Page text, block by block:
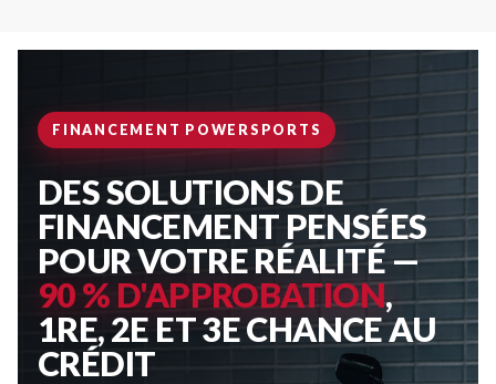
FINANCEMENT POWERSPORTS
DES SOLUTIONS DE
FINANCEMENT PENSÉES
POUR VOTRE RÉALITÉ —
90 % D'APPROBATION,
1RE, 2E ET 3E CHANCE AU
CRÉDIT